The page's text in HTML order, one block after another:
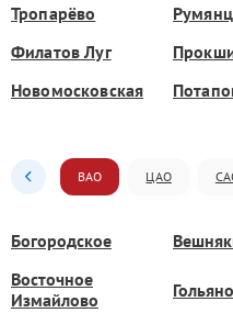
Тропарёво
Филатов Луг
Новомосковская
ВАО ЦАО
Богородское
Восточное
Измайлово